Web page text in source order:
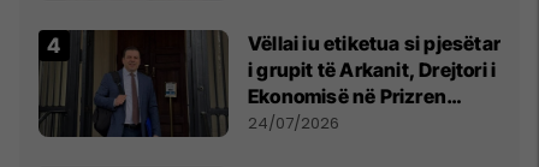
Vëllai iu etiketua si pjesëtar
i grupit të Arkanit, Drejtori i
Ekonomisë në Prizren
mohon pretendimet
24/07/2026